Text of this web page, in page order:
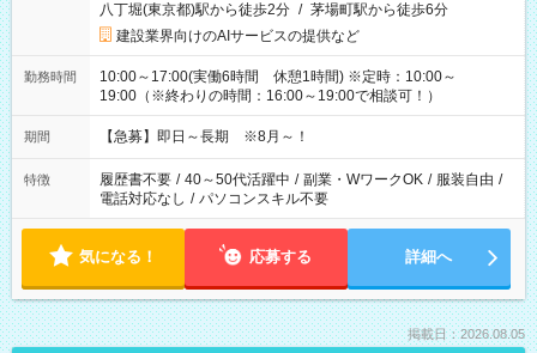
八丁堀(東京都)駅から徒歩2分 / 茅場町駅から徒歩6分
建設業界向けのAIサービスの提供など
勤務時間
10:00～17:00(実働6時間 休憩1時間) ※定時：10:00～
19:00（※終わりの時間：16:00～19:00で相談可！）
期間 【急募】即日～長期 ※8月～！
特徴 履歴書不要 / 40～50代活躍中 / 副業・WワークOK / 服装自由 /
電話対応なし / パソコンスキル不要
気になる！ 応募する 詳細へ
掲載日：2026.08.05